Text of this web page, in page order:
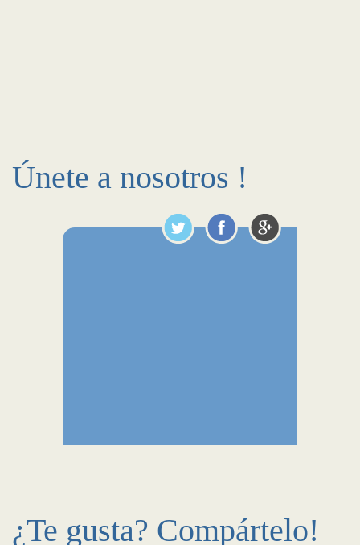
Únete a nosotros !
¿Te gusta? Compártelo!